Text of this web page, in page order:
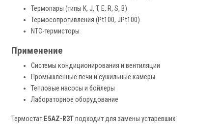
Термопары (типы K, J, T, E, R, S, B)
Термосопротивления (Pt100, JPt100)
NTC-термисторы
Применение
Системы кондиционирования и вентиляции
Промышленные печи и сушильные камеры
Тепловые насосы и бойлеры
Лабораторное оборудование
Термостат E5AZ-R3Tподходит для замены устаревших